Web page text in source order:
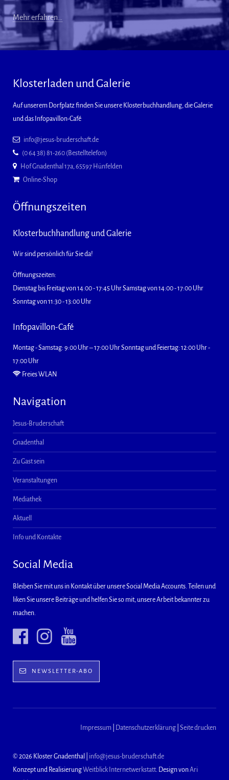
Mehr erfahren…
Klosterladen und Galerie
Auf unserem Dorfplatz finden Sie unsere Klosterbuchhandlung, die Galerie
und das Infopavillon-Café
info@jesus-bruderschaft.de
(0 64 38) 81-260 (Bestelltelefon)
Hof Gnadenthal 17a, 65597 Hünfelden
Online-Shop
Öffnungszeiten
Klosterbuchhandlung und Galerie
Wir sind persönlich für Sie da!
Öffnungszeiten:
Dienstag bis Freitag von 14:00 - 17:45 Uhr Samstag von 14:00 - 17:00 Uhr
Sonntag von 11:30 - 13:00 Uhr
Infopavillon-Café
Montag - Samstag: 9:00 Uhr – 17:00 Uhr Sonntag und Feiertag: 12:00 Uhr -
17:00 Uhr
Freies WLAN
Navigation
Jesus-Bruderschaft
Gnadenthal
Zu Gast sein
Veranstaltungen
Mediathek
Aktuell
Info und Kontakte
Social Media
Bleiben Sie mit uns in Kontakt über unsere Social Media Accounts. Teilen und
liken Sie unsere Beiträge und helfen Sie so mit, unsere Arbeit bekannter zu
machen.
NEWSLETTER-ABO
Impressum Datenschutzerklärung Seite drucken
© 2026 Kloster Gnadenthal | info@jesus-bruderschaft.de
Konzept und RealisierungWeitblick Internetwerkstatt. Design vonAri